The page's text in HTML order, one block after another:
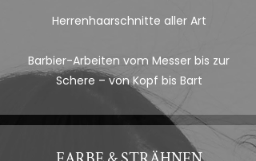
Herrenhaarschnitte aller Art
Barbier-Arbeiten vom Messer bis zur
Schere – von Kopf bis Bart